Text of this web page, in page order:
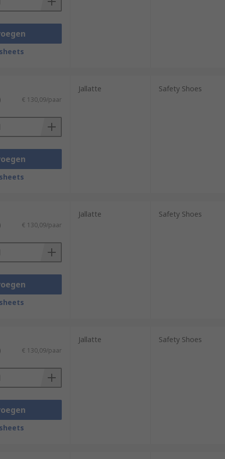
€ 130,09/paar
Jallatte Safety Shoes
€ 130,09/paar
Jallatte Safety Shoes
€ 130,09/paar
Jallatte Safety Shoes